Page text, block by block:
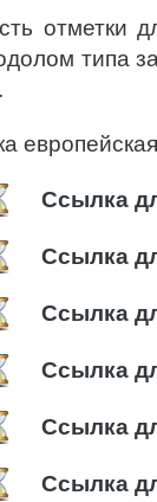
отметки
типа
Ссылка
Ссылка
Ссылка
Ссылка
Ссылка
Ссылка